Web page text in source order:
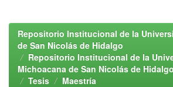
Repositorio Institucional de la
de San Nicolás de Hidalgo
Repositorio Institucional de la
Michoacana de San Nicolás de Hidalgo
Tesis
Maestría